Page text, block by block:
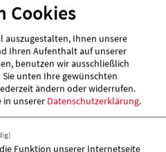
Cookies
Ihnen unsere
Ihren Aufenthalt auf unserer
benutzen wir ausschließlich
unten Ihre gewünschten
ändern oder widerrufen.
in unserer Datenschutzerklärung.
Funktion unserer Internetseite